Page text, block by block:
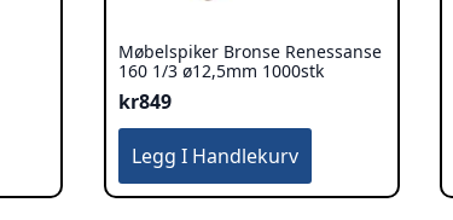
Møbelspiker Bronse Renessanse
160 1/3 ø12,5mm 1000stk
kr849
Legg I Handlekurv